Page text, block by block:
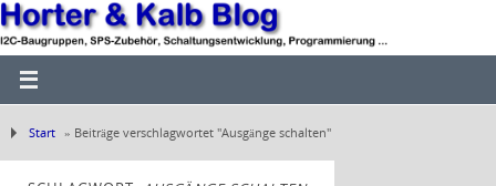
Start » Beiträge verschlagwortet "Ausgänge schalten"